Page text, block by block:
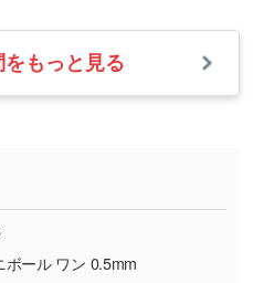
ンや濃淡を表現した
って印刷したい／印
刷色が本体色に合わ
しそうな場合は、ス
することもございま
故障している場合
届いた場合
準について
場合】
りメールにてご連絡
ご質問も受け付けて
時間10:00～
ちら
もっと見る
ボール ワン 0.5mm